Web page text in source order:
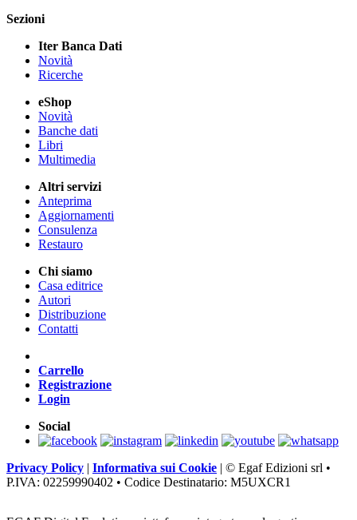
Sezioni
Iter Banca Dati
Novità
Ricerche
eShop
Novità
Banche dati
Libri
Multimedia
Altri servizi
Anteprima
Aggiornamenti
Consulenza
Restauro
Chi siamo
Casa editrice
Autori
Distribuzione
Contatti
Carrello
Registrazione
Login
Social
Privacy Policy | Informativa sui Cookie | © Egaf Edizioni srl •
P.IVA: 02259990402 • Codice Destinatario: M5UXCR1